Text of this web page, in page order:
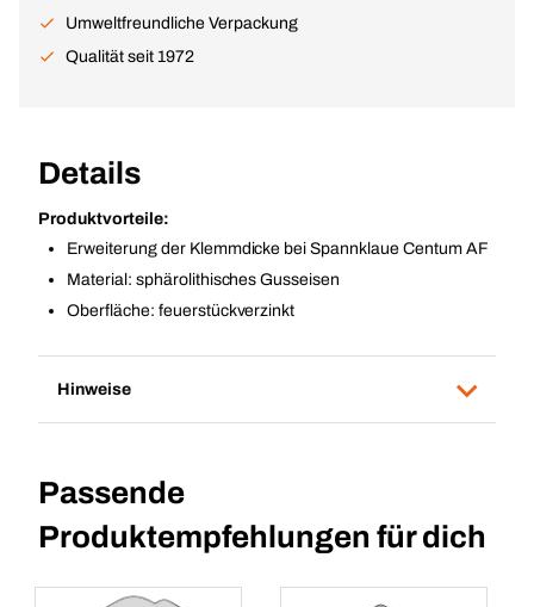
Umweltfreundliche Verpackung
Qualität seit 1972
Details
Produktvorteile:
Erweiterung der Klemmdicke bei Spannklaue Centum AF
Material: sphärolithisches Gusseisen
Oberfläche: feuerstückverzinkt
Hinweise
Passende
Produktempfehlungen für dich